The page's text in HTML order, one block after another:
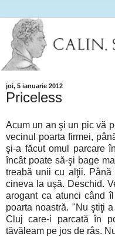
joi, 5 ianuarie 2012
Priceless
Acum un an şi un pic vă
vecinul poarta firmei,
şi-a făcut omul parcare
încât poate să-şi bage
treabă unii cu alţii. Până
cineva la uşă. Deschid.
arogant ca atunci când
poarta noastră. "Nu ştiţi
Cluj care-i parcată în
tăvăleam pe jos de râs.